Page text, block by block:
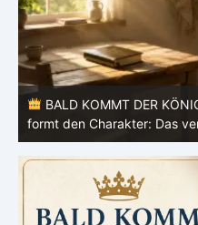
BALD KOMMT DER
Hingabe: Jeden Tag neu